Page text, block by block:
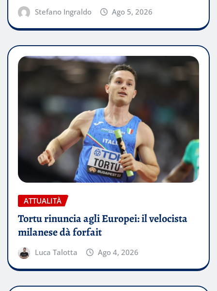
Stefano Ingraldo Ago 5, 2026
ATTUALITÀ
Tortu rinuncia agli Europei: il velocista
milanese dà forfait
Luca Talotta Ago 4, 2026